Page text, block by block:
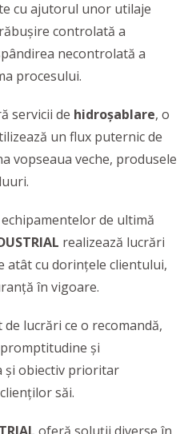
cu ajutorul unor utilaje
controlată a
necontrolată a
procesului.
servicii de hidroşablare, o
un flux puternic de
vopseaua veche, produsele
de ultimă
realizează lucrări
atât cu dorinţele clientului,
în vigoare.
lucrări ce o recomandă,
şi
şi obiectiv prioritar
săi.